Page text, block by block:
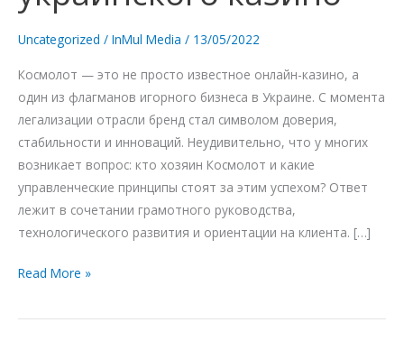
Uncategorized / InMul Media / 13/05/2022
Космолот — это не просто известное онлайн-казино, а
один из флагманов игорного бизнеса в Украине. С момента
легализации отрасли бренд стал символом доверия,
стабильности и инноваций. Неудивительно, что у многих
возникает вопрос: кто хозяин Космолот и какие
управленческие принципы стоят за этим успехом? Ответ
лежит в сочетании грамотного руководства,
технологического развития и ориентации на клиента. […]
украинского
казино
Read More »